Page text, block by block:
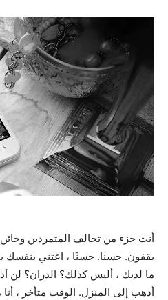
أنت جزء من تحالف المتمردين
يقفون. حسنا. حسنًا ، اعتني بنفسك
أذهب إلى المنزل. الوقت متأخر ،